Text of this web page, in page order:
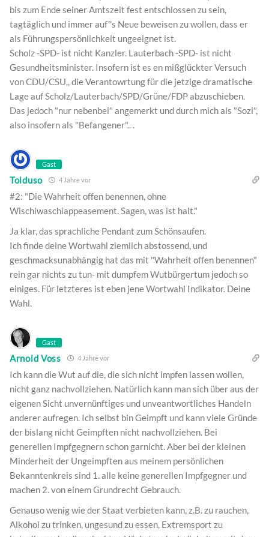
bis zum Ende seiner Amtszeit fest entschlossen zu sein,
tagtäglich und immer auf''s Neue beweisen zu wollen, dass er
als Führungspersönlichkeit ungeeignet ist.
Scholz -SPD- ist nicht Kanzler. Lauterbach -SPD- ist nicht
Gesundheitsminister. Insofern ist es en mißglückter Versuch
von CDU/CSU,, die Verantowrtung für die jetzige dramatische
Lage auf Scholz/Lauterbach/SPD/Grüne/FDP abzuschieben.
Das jedoch "nur nebenbei" angemerkt und durch mich als "Sozi",
also insofern als "Befangener".. .
Gast
Tolduso 4 Jahre vor
#2: "Die Wahrheit offen benennen, ohne
Wischiwaschiappeasement. Sagen, was ist halt."
Ja klar, das sprachliche Pendant zum Schönsaufen.
Ich finde deine Wortwahl ziemlich abstossend, und
geschmacksunabhängig hat das mit "Wahrheit offen benennen"
rein gar nichts zu tun- mit dumpfem Wutbürgertum jedoch so
einiges. Für letzteres ist eben jene Wortwahl Indikator. Deine
Wahl.
Gast
Arnold Voss 4 Jahre vor
Ich kann die Wut auf die, die sich nicht impfen lassen wollen,
nicht ganz nachvollziehen. Natürlich kann man sich über aus der
eigenen Sicht unvernünftiges und unveantwortliches Handeln
anderer aufregen. Ich selbst bin Geimpft und kann viele Gründe
der bislang nicht Geimpften nicht nachvollziehen. Bei
generellen Impfgegnern schon garnicht. Aber bei der kleinen
Minderheit der Ungeimpften aus meinem persönlichen
Bekanntenkreis sind 1. alle keine generellen Impfgegner und
machen 2. von einem Grundrecht Gebrauch.
Genauso wenig wie der Staat verbieten kann, z.B. zu rauchen,
Alkohol zu trinken, ungesund zu essen, Extremsport zu